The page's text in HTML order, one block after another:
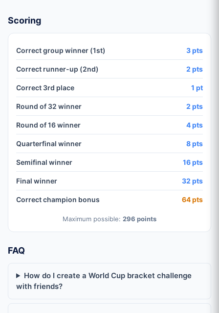
Scoring
Correct group winner (1st) 3 pts
Correct runner-up (2nd) 2 pts
Correct 3rd place 1 pt
Round of 32 winner 2 pts
Round of 16 winner 4 pts
Quarterfinal winner 8 pts
Semifinal winner 16 pts
Final winner 32 pts
Correct champion bonus 64 pts
Maximum possible: 296 points
FAQ
How do I create a World Cup bracket challenge
with friends?